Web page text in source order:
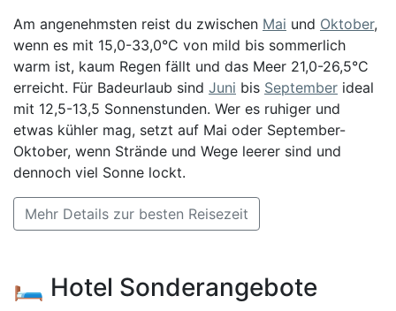
Am angenehmsten reist du zwischen Mai und Oktober,
wenn es mit 15,0-33,0°C von mild bis sommerlich
warm ist, kaum Regen fällt und das Meer 21,0-26,5°C
erreicht. Für Badeurlaub sind Juni bis September ideal
mit 12,5-13,5 Sonnenstunden. Wer es ruhiger und
etwas kühler mag, setzt auf Mai oder September-
Oktober, wenn Strände und Wege leerer sind und
dennoch viel Sonne lockt.
Mehr Details zur besten Reisezeit
🛏️ Hotel Sonderangebote